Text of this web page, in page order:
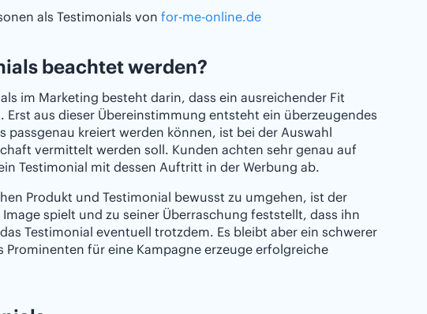
als Testimonials von for-me-online.de
beachtet werden?
im Marketing besteht darin, dass ein ausreichender Fit
aus dieser Übereinstimmung entsteht ein überzeugendes
kreiert werden können, ist bei der Auswahl
vermittelt werden soll. Kunden achten sehr genau auf
Testimonial mit dessen Auftritt in der Werbung ab.
Produkt und Testimonial bewusst zu umgehen, ist der
spielt und zu seiner Überraschung feststellt, dass ihn
Testimonial eventuell trotzdem. Es bleibt aber ein schwerer
für eine Kampagne erzeuge erfolgreiche